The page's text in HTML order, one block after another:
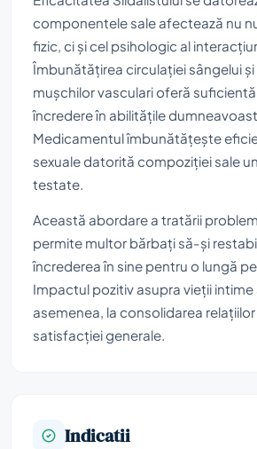
componentele sale afectează nu
fizic, ci și cel psihologic al
Îmbunătățirea circulației sângelui și
mușchilor vasculari oferă
încredere în abilitățile
Medicamentul îmbunătățește
sexuale datorită compoziției sale
testate.
Această abordare a tratării
permite multor bărbați să-și
încrederea în sine pentru o lungă
Impactul pozitiv asupra vieții intime
asemenea, la consolidarea
satisfacției generale.
Indicatii